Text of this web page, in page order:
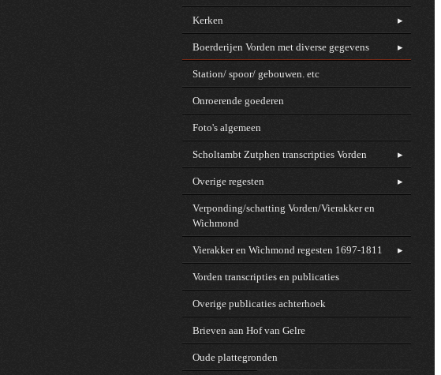
Kerken
Boerderijen Vorden met diverse gegevens
Station/ spoor/ gebouwen. etc
Onroerende goederen
Foto's algemeen
Scholtambt Zutphen transcripties Vorden
Overige regesten
Verponding/schatting Vorden/Vierakker en
Wichmond
Vierakker en Wichmond regesten 1697-1811
Vorden transcripties en publicaties
Overige publicaties achterhoek
Brieven aan Hof van Gelre
Oude plattegronden